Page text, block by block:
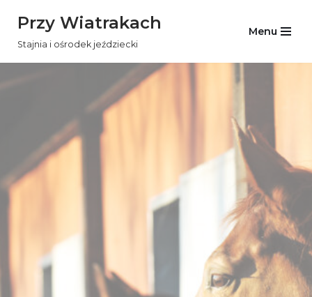
Przejdź
Przy Wiatrakach
Stajnia i ośrodek jeździecki
Menu